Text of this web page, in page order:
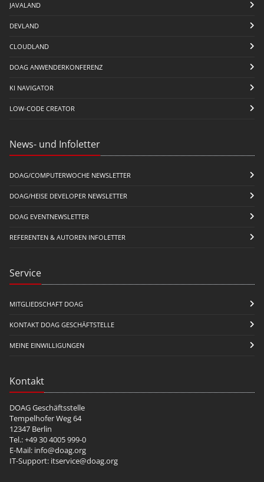
JAVALAND
DEVLAND
CLOUDLAND
DOAG ANWENDERKONFERENZ
KI NAVIGATOR
LOW-CODE CREATOR
News- und Infoletter
DOAG/COMPUTERWOCHE NEWSLETTER
DOAG/HEISE DEVELOPER NEWSLETTER
DOAG EVENTNEWSLETTER
REFERENTEN & AUTOREN INFOLETTER
Service
MITGLIEDSCHAFT DOAG
KONTAKT DOAG GESCHÄFTSTELLE
MEINE EINWILLIGUNGEN
Kontakt
DOAG Geschäftsstelle
Tempelhofer Weg 64
12347 Berlin
Tel.: +49 30 4005 999-0
E-Mail: info@doag.org
IT-Support: itservice@doag.org